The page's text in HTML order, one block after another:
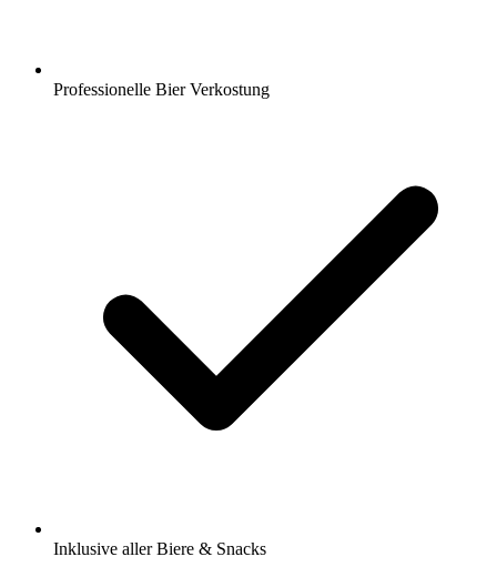
Professionelle Bier Verkostung
Inklusive aller Biere & Snacks